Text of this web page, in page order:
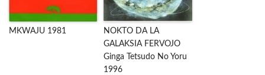
MKWAJU 1981
NOKTO DA LA
GALAKSIA FERVOJO
Ginga Tetsudo No Yoru
1996